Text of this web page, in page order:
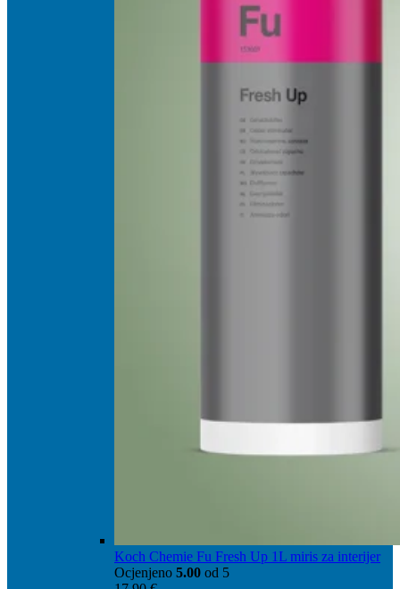
Koch Chemie Fu Fresh Up 1L miris za interijer
Ocjenjeno 5.00 od 5